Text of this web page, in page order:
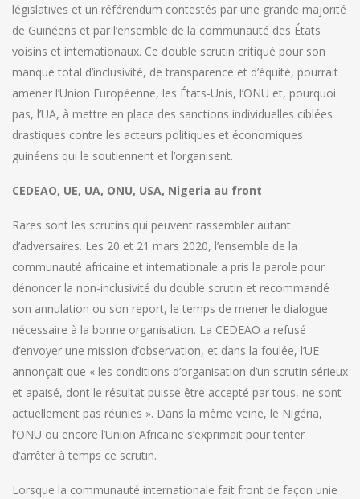
législatives et un référendum contestés par une grande majorité
de Guinéens et par l’ensemble de la communauté des États
voisins et internationaux. Ce double scrutin critiqué pour son
manque total d’inclusivité, de transparence et d’équité, pourrait
amener l’Union Européenne, les États-Unis, l’ONU et, pourquoi
pas, l’UA, à mettre en place des sanctions individuelles ciblées
drastiques contre les acteurs politiques et économiques
guinéens qui le soutiennent et l’organisent.
CEDEAO, UE, UA, ONU, USA, Nigeria au front
Rares sont les scrutins qui peuvent rassembler autant
d’adversaires. Les 20 et 21 mars 2020, l’ensemble de la
communauté africaine et internationale a pris la parole pour
dénoncer la non-inclusivité du double scrutin et recommandé
son annulation ou son report, le temps de mener le dialogue
nécessaire à la bonne organisation. La CEDEAO a refusé
d’envoyer une mission d’observation, et dans la foulée, l’UE
annonçait que « les conditions d’organisation d’un scrutin sérieux
et apaisé, dont le résultat puisse être accepté par tous, ne sont
actuellement pas réunies ». Dans la même veine, le Nigéria,
l’ONU ou encore l’Union Africaine s’exprimait pour tenter
d’arrêter à temps ce scrutin.
Lorsque la communauté internationale fait front de façon unie